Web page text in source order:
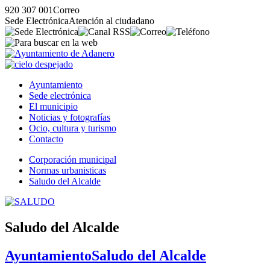
920 307 001Correo
Sede ElectrónicaAtención al ciudadano
Ayuntamiento
Sede electrónica
El municipio
Noticias y fotografías
Ocio, cultura y turismo
Contacto
Corporación municipal
Normas urbanisticas
Saludo del Alcalde
Saludo del Alcalde
AyuntamientoSaludo del Alcalde